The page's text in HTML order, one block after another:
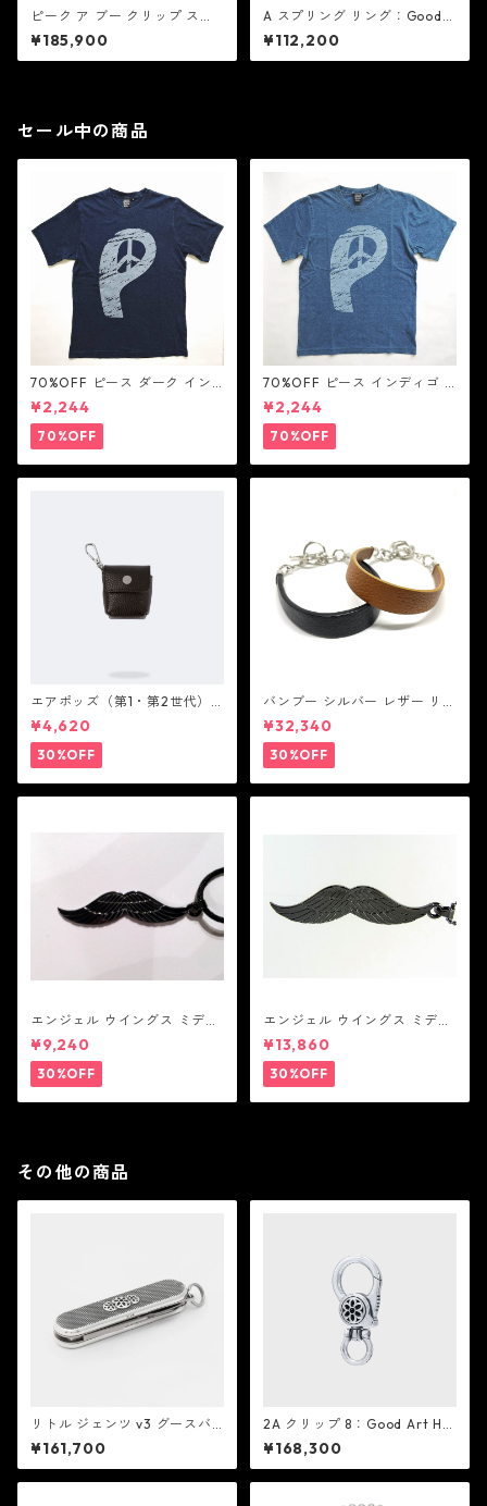
ピーク ア ブー クリップ スト
レート：Good Art HLYWD グ
ッド アート ハリウッド
¥185,900
A スプリング リング：Good A
rt HLYWD グッド アート ハリ
ウッド
¥112,200
セール中の商品
70%OFF ピース ダーク イン
ディゴ Tシャツ：LOVE N' PEA
CE N' ROCK ' ROLL ラブ ン
ピース ン ロック ン ロール
¥2,244
70%OFF
70%OFF ピース インディゴ T
シャツ：LOVE N' PEACE N' R
OCK ' ROLL ラブ ン ピース ン
ロック ン ロール
¥2,244
70%OFF
エアポッズ（第1・第2世代）
ポーチ：BANDOLIER バンド
リヤー
¥4,620
30%OFF
バンブー シルバー レザー リン
ク ステーション ブレスレッ
ト：JOHN HARDY ジョン ハ
ーディー
¥32,340
30%OFF
エンジェル ウイングス ミディ
アム ペンダント ブラック コー
ティング（サテンコード付
属）
¥9,240
30%OFF
エンジェル ウイングス ミディ
アム ペンダント ブラック
¥13,860
30%OFF
その他の商品
リトル ジェンツ v3 グースバ
ンプス ：Good Art HLYWD
グッド アート ハリウッド
¥161,700
2A クリップ 8：Good Art HL
YWD グッド アート ハリウッ
ド
¥168,300